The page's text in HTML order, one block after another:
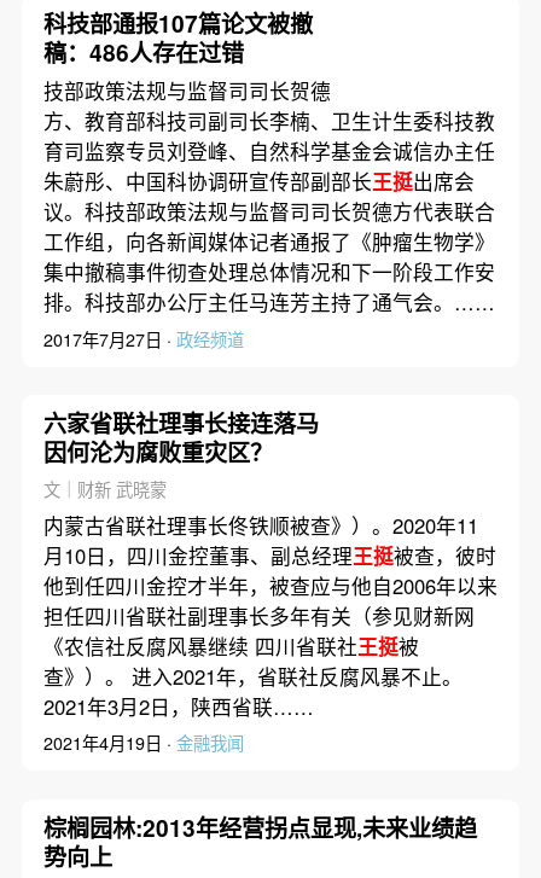
科技部通报107篇论文被撤
稿：486人存在过错
技部政策法规与监督司司长贺德
方、教育部科技司副司长李楠、卫生计生委科技教
育司监察专员刘登峰、自然科学基金会诚信办主任
朱蔚彤、中国科协调研宣传部副部长王挺出席会
议。科技部政策法规与监督司司长贺德方代表联合
工作组，向各新闻媒体记者通报了《肿瘤生物学》
集中撤稿事件彻查处理总体情况和下一阶段工作安
排。科技部办公厅主任马连芳主持了通气会。……
2017年7月27日 · 政经频道
六家省联社理事长接连落马
因何沦为腐败重灾区？
文｜财新 武晓蒙
内蒙古省联社理事长佟铁顺被查》）。2020年11
月10日，四川金控董事、副总经理王挺被查，彼时
他到任四川金控才半年，被查应与他自2006年以来
担任四川省联社副理事长多年有关（参见财新网
《农信社反腐风暴继续 四川省联社王挺被
查》）。 进入2021年，省联社反腐风暴不止。
2021年3月2日，陕西省联……
2021年4月19日 · 金融我闻
棕榈园林:2013年经营拐点显现,未来业绩趋
势向上